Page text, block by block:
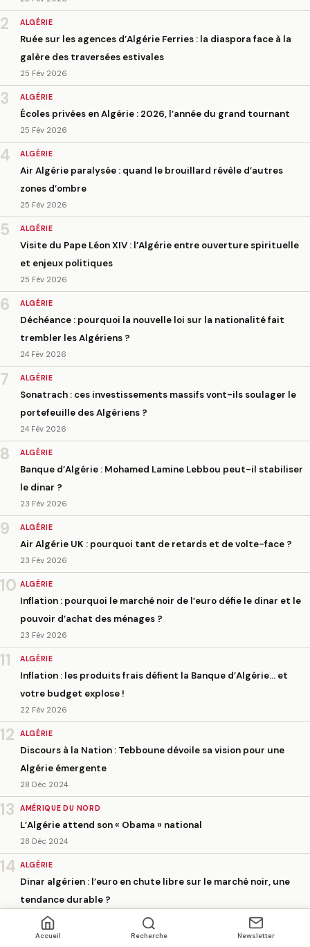
2 ALGÉRIE
Ruée sur les agences d’Algérie Ferries : la diaspora face à la
galère des traversées estivales
25 Fév 2026
3 ALGÉRIE
Écoles privées en Algérie : 2026, l’année du grand tournant
25 Fév 2026
4 ALGÉRIE
Air Algérie paralysée : quand le brouillard révèle d’autres
zones d’ombre
25 Fév 2026
5 ALGÉRIE
Visite du Pape Léon XIV : l’Algérie entre ouverture spirituelle
et enjeux politiques
25 Fév 2026
6 ALGÉRIE
Déchéance : pourquoi la nouvelle loi sur la nationalité fait
trembler les Algériens ?
24 Fév 2026
7 ALGÉRIE
Sonatrach : ces investissements massifs vont-ils soulager le
portefeuille des Algériens ?
24 Fév 2026
8 ALGÉRIE
Banque d’Algérie : Mohamed Lamine Lebbou peut-il stabiliser
le dinar ?
23 Fév 2026
9 ALGÉRIE
Air Algérie UK : pourquoi tant de retards et de volte-face ?
23 Fév 2026
10 ALGÉRIE
Inflation : pourquoi le marché noir de l’euro défie le dinar et le
pouvoir d’achat des ménages ?
23 Fév 2026
11 ALGÉRIE
Inflation : les produits frais défient la Banque d’Algérie… et
votre budget explose !
22 Fév 2026
12 ALGÉRIE
Discours à la Nation : Tebboune dévoile sa vision pour une
Algérie émergente
28 Déc 2024
13 AMÉRIQUE DU NORD
L’Algérie attend son « Obama » national
28 Déc 2024
14 ALGÉRIE
Dinar algérien : l’euro en chute libre sur le marché noir, une
tendance durable ?
28 Déc 2024
ALGÉRIE
Accueil Recherche Newsletter